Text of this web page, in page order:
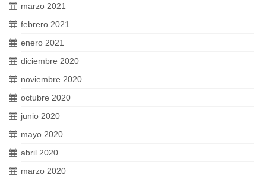
marzo 2021
febrero 2021
enero 2021
diciembre 2020
noviembre 2020
octubre 2020
junio 2020
mayo 2020
abril 2020
marzo 2020